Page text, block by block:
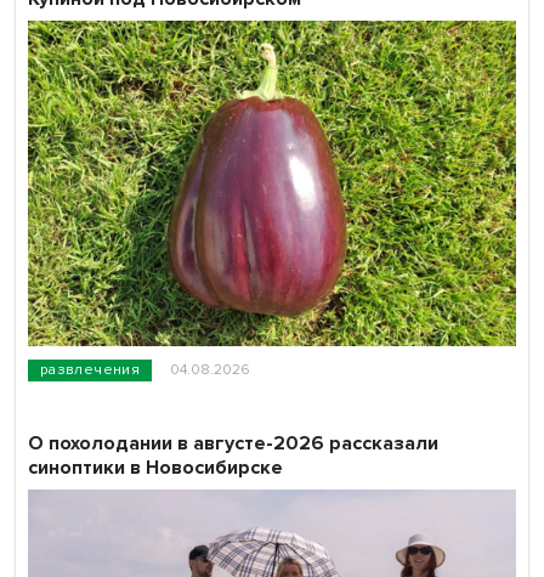
развлечения 04.08.2026
О похолодании в августе-2026 рассказали
синоптики в Новосибирске